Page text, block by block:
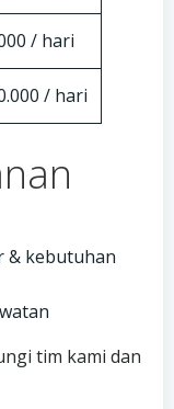
/ hari
/ hari
& kebutuhan
tim kami dan